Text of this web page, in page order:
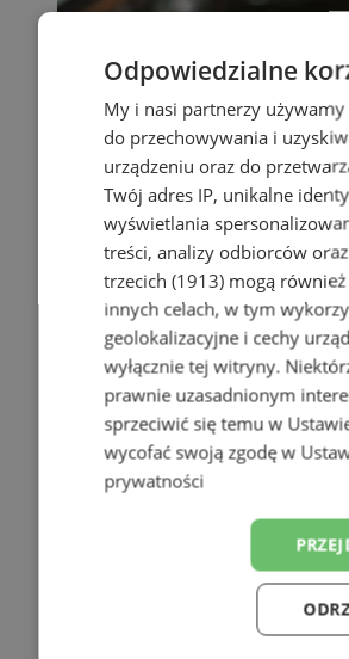
Odpowiedzialne
My i nasi partnerzy
do przechowywania i
urządzeniu oraz do
Twój adres IP, unikalne
wyświetlania
treści, analizy odbiorców
trzecich (1913) mogą
innych celach, w tym
geolokalizacyjne i cechy
wyłącznie tej witryny.
prawnie uzasadnionym
sprzeciwić się temu w
wycofać swoją zgodę w
prywatności